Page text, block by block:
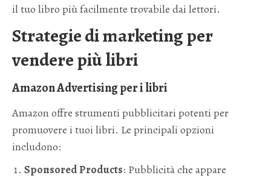
il tuo libro più facilmente trovabile dai lettori.
Strategie di marketing per
vendere più libri
Amazon Advertising per i libri
Amazon offre strumenti pubblicitari potenti per
promuovere i tuoi libri. Le principali opzioni
includono:
Sponsored Products: Pubblicità che appare